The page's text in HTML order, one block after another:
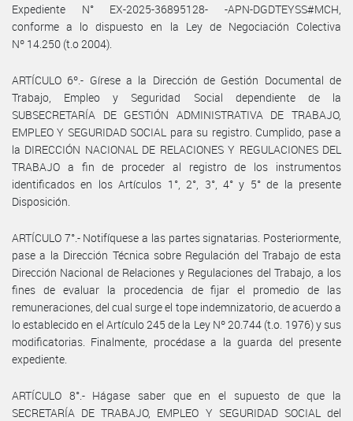
Expediente N° EX-2025-36895128- -APN-DGDTEYSS#MCH,
conforme a lo dispuesto en la Ley de Negociación Colectiva
Nº 14.250 (t.o 2004).
ARTÍCULO 6º.- Gírese a la Dirección de Gestión Documental de
Trabajo, Empleo y Seguridad Social dependiente de la
SUBSECRETARÍA DE GESTIÓN ADMINISTRATIVA DE TRABAJO,
EMPLEO Y SEGURIDAD SOCIAL para su registro. Cumplido, pase a
la DIRECCIÓN NACIONAL DE RELACIONES Y REGULACIONES DEL
TRABAJO a fin de proceder al registro de los instrumentos
identificados en los Artículos 1°, 2°, 3°, 4° y 5° de la presente
Disposición.
ARTÍCULO 7°.- Notifíquese a las partes signatarias. Posteriormente,
pase a la Dirección Técnica sobre Regulación del Trabajo de esta
Dirección Nacional de Relaciones y Regulaciones del Trabajo, a los
fines de evaluar la procedencia de fijar el promedio de las
remuneraciones, del cual surge el tope indemnizatorio, de acuerdo a
lo establecido en el Artículo 245 de la Ley Nº 20.744 (t.o. 1976) y sus
modificatorias. Finalmente, procédase a la guarda del presente
expediente.
ARTÍCULO 8°.- Hágase saber que en el supuesto de que la
SECRETARÍA DE TRABAJO, EMPLEO Y SEGURIDAD SOCIAL del